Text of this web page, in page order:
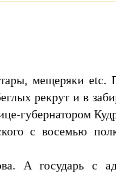
мещеряки etc.
рекрут и в
губернатором
с восемью
А государь с